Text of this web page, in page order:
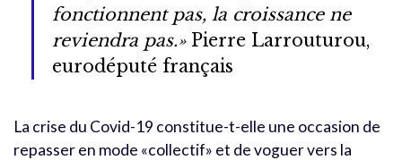
fonctionnent pas, la croissance ne
reviendra pas.»Pierre Larrouturou,
eurodéputé français
La crise du Covid-19 constitue-t-elle une occasion de
repasser en mode «collectif» et de voguer vers la